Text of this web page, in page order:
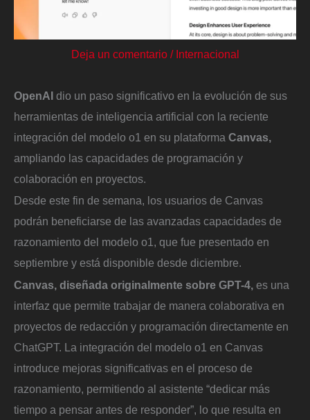
Deja un comentario / Internacional
OpenAI dio un paso significativo en la evolución de sus
herramientas de inteligencia artificial con la reciente
integración del modelo o1 en su plataforma Canvas,
ampliando las capacidades de programación y
colaboración en proyectos.
Desde este fin de semana, los usuarios de Canvas
podrán beneficiarse de las avanzadas capacidades de
razonamiento del modelo o1, que fue presentado en
septiembre y está disponible desde diciembre.
Canvas, diseñada originalmente sobre GPT-4, es una
interfaz que permite trabajar de manera colaborativa en
proyectos de redacción y programación directamente en
ChatGPT. La integración del modelo o1 en Canvas
introduce mejoras significativas en el proceso de
razonamiento, permitiendo al asistente “dedicar más
tiempo a pensar antes de responder”, lo que resulta en